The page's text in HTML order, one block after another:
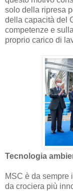
solo della ripresa
della capacità del
competenze e
proprio carico di
Tecnologia
MSC è da sempre
da crociera più